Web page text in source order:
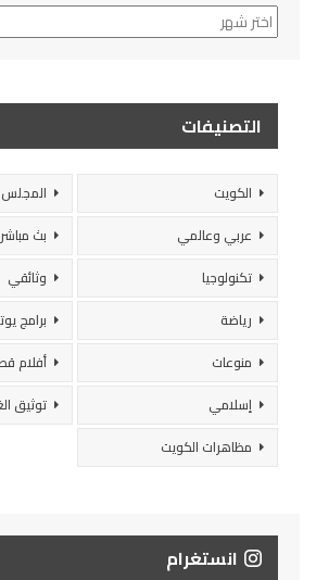
الأرشيف
التصنيفات
الكويت
المجلس
عربي وعالمي
بث مباشر
تكنولوجيا
وثائقي
رياضة
برامج
منوعات
أفلام
إسلامي
توثيق
مظاهرات الكويت
انستغرام